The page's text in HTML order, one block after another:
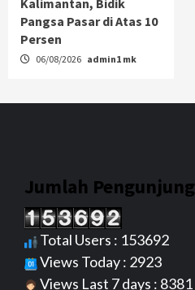
Kalimantan, Bidik
Pangsa Pasar di Atas 10
Persen
06/08/2026 admin1 mk
Jumlah Pengunjung
Total Users : 153692
Views Today : 2923
Views Last 7 days : 8381